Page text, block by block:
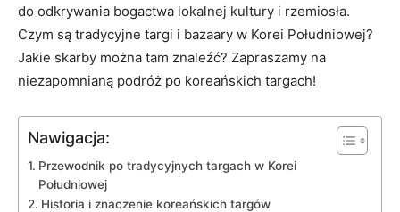
do odkrywania bogactwa lokalnej kultury i rzemiosła.​
Czym są tradycyjne targi​ i bazaary⁤ w Korei​ Południowej?
Jakie skarby można tam znaleźć? Zapraszamy na
niezapomnianą ‍podróż po koreańskich targach!
Nawigacja:
Przewodnik po tradycyjnych targach​ w Korei
Południowej
Historia i znaczenie koreańskich targów